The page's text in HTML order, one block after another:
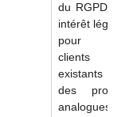
du RGPD), ou
intérêt légitime
pour les
clients
existants sur
des produits
analogues